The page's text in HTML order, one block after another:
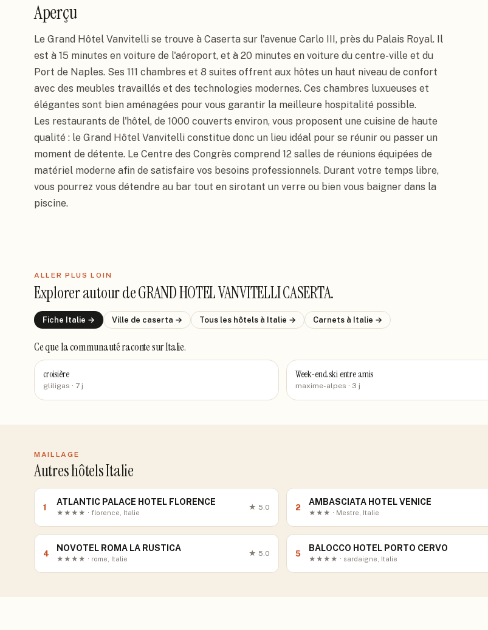
Aperçu
Le Grand Hôtel Vanvitelli se trouve à Caserta sur l'avenue Carlo III, près du Palais Royal. Il
est à 15 minutes en voiture de l'aéroport, et à 20 minutes en voiture du centre-ville et du
Port de Naples. Ses 111 chambres et 8 suites offrent aux hôtes un haut niveau de confort
avec des meubles travaillés et des technologies modernes. Ces chambres luxueuses et
élégantes sont bien aménagées pour vous garantir la meilleure hospitalité possible.
Les restaurants de l'hôtel, de 1000 couverts environ, vous proposent une cuisine de haute
qualité : le Grand Hôtel Vanvitelli constitue donc un lieu idéal pour se réunir ou passer un
moment de détente. Le Centre des Congrès comprend 12 salles de réunions équipées de
matériel moderne afin de satisfaire vos besoins professionnels. Durant votre temps libre,
vous pourrez vous détendre au bar tout en sirotant un verre ou bien vous baigner dans la
piscine.
ALLER PLUS LOIN
Explorer autour deGRAND HOTEL VANVITELLI CASERTA.
Fiche Italie → Ville de caserta → Tous les hôtels à Italie → Carnets à Italie →
Ce que la communauté racontesur Italie.
croisière
gliligas · 7 j
Week-end ski entre amis
maxime-alpes · 3 j
MAILLAGE
Autres hôtels Italie
1
ATLANTIC PALACE HOTEL FLORENCE
★★★★ · florence, Italie
★ 5.0 2
AMBASCIATA HOTEL VENICE
★★★ · Mestre, Italie
4
NOVOTEL ROMA LA RUSTICA
★★★★ · rome, Italie
★ 5.0 5
BALOCCO HOTEL PORTO CERVO
★★★★ · sardaigne, Italie